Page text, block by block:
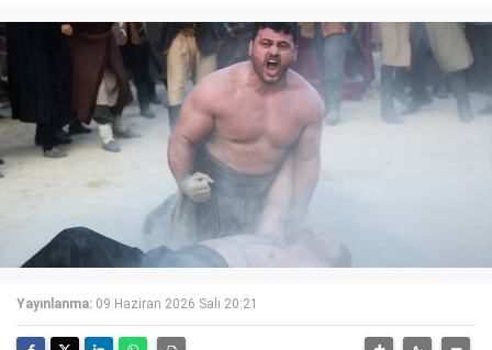
Yayınlanma: 09 Haziran 2026 Salı 20:21